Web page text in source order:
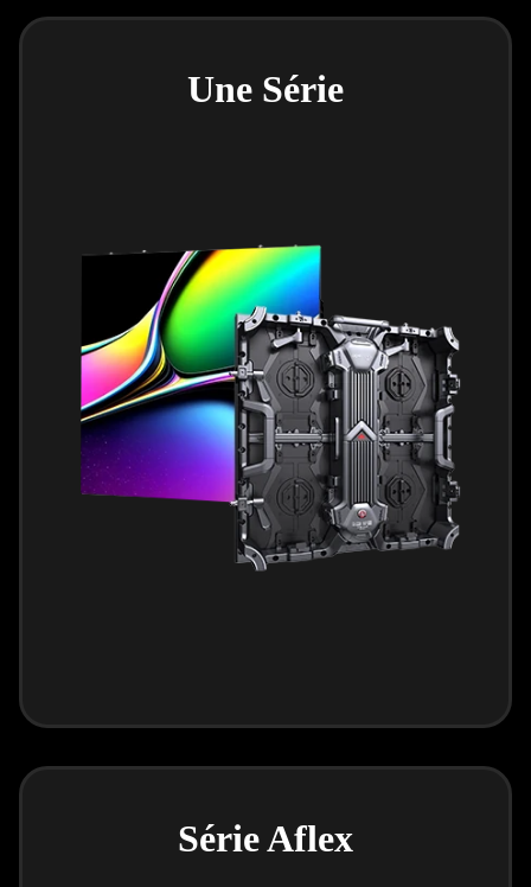
Une Série
Série Aflex